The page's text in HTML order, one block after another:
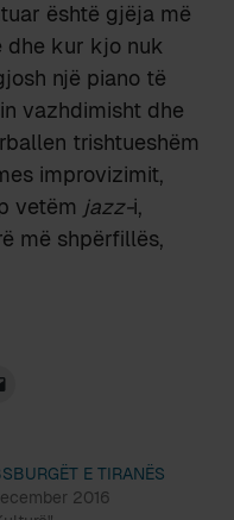
është gjëja më
dhe kur kjo nuk
një piano të
vazhdimisht dhe
trishtueshëm
improvizimit,
vetëm jazz-i,
më shpërfillës,
E TIRANËS
2016